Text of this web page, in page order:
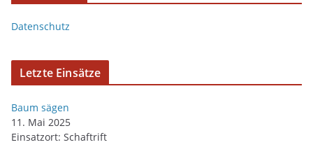
v
Datenschutz
Letzte Einsätze
Baum sägen
11. Mai 2025
Einsatzort: Schaftrift